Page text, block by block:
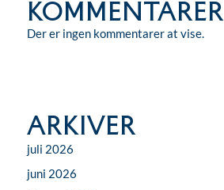
kommentarer
Der er ingen kommentarer at vise.
Arkiver
juli 2026
juni 2026